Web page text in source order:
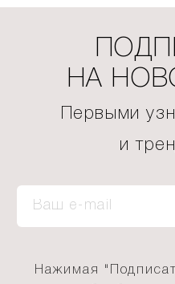
НА
Первыми
и
Нажимая